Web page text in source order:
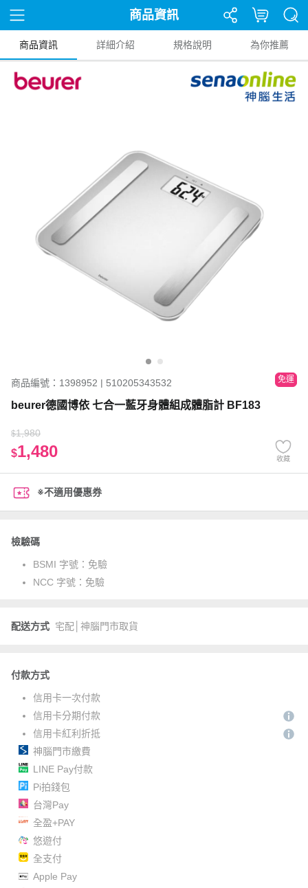
商品資訊
商品資訊 詳細介紹 規格說明 為你推薦
商品編號：1398952 | 510205343532 免運
beurer德國博依 七合一藍牙身體組成體脂計 BF183
$1,980
$1,480 收藏
※不適用優惠券
檢驗碼
BSMI 字號： 免驗
NCC 字號： 免驗
配送方式 宅配│神腦門市取貨
付款方式
信用卡一次付款
信用卡分期付款
信用卡紅利折抵
神腦門市繳費
LINE Pay付款
Pi拍錢包
台灣Pay
全盈+PAY
悠遊付
全支付
Apple Pay